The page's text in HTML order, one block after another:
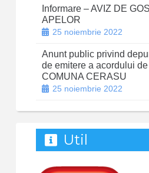
Informare – AVIZ DE
APELOR
25 noiembrie 2022
Anunt public privind
de emitere a acordului
COMUNA CERASU
25 noiembrie 2022
Util